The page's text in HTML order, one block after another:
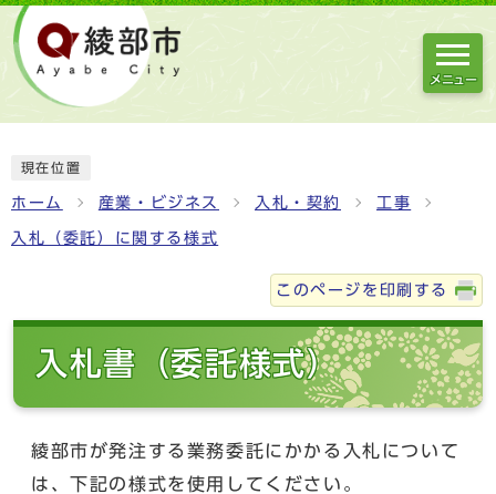
メニュー
現在位置
ホーム 産業・ビジネス 入札・契約 工事
入札（委託）に関する様式
このページを印刷する
入札書（委託様式）
綾部市が発注する業務委託にかかる入札について
は、下記の様式を使用してください。